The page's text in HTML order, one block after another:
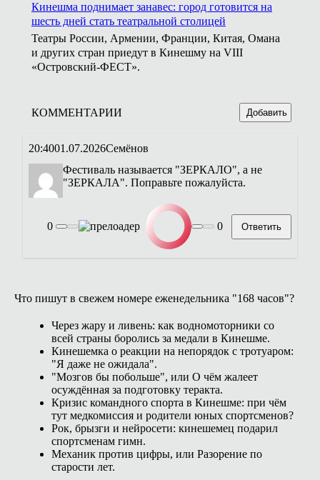
Кинешма поднимает занавес: город готовится на
шесть дней стать театральной столицей
Театры России, Армении, Франции, Китая, Омана
и других стран приедут в Кинешму на VIII
«Островский-ФЕСТ».
КОММЕНТАРИИ Добавить
20:4001.07.2026Семёнов
Фестиваль называется "ЗЕРКАЛО", а не
"ЗЕРКАЛА". Поправьте пожалуйста.
0 0 Ответить
Что пишут в свежем номере еженедельника "168 часов"?
Через жару и ливень: как водномоторники со
всей страны боролись за медали в Кинешме.
Кинешемка о реакции на непорядок с тротуаром:
"Я даже не ожидала".
"Мозгов бы побольше", или О чём жалеет
осуждённая за подготовку теракта.
Кризис командного спорта в Кинешме: при чём
тут медкомиссия и родители юных спортсменов?
Рок, брызги и нейросети: кинешемец подарил
спортсменам гимн.
Механик против цифры, или Разорение по
старости лет.